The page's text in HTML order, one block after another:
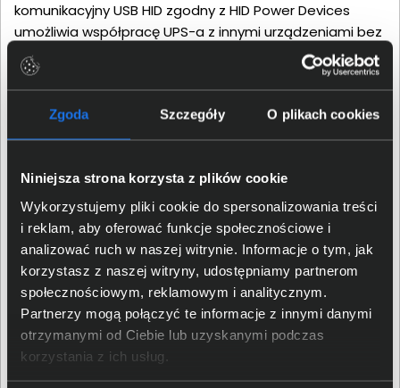
Zgoda Szczegóły O plikach cookies
Niniejsza strona korzysta z plików cookie
Wykorzystujemy pliki cookie do spersonalizowania treści
i reklam, aby oferować funkcje społecznościowe i
analizować ruch w naszej witrynie. Informacje o tym, jak
korzystasz z naszej witryny, udostępniamy partnerom
społecznościowym, reklamowym i analitycznym.
Partnerzy mogą połączyć te informacje z innymi danymi
otrzymanymi od Ciebie lub uzyskanymi podczas
korzystania z ich usług.
komunikacyjny USB HID zgodny z HID Power Devices
umożliwia współpracę UPS-a z innymi urządzeniami bez
konieczności instalowania oprogramowania. Funkcja
zimnego startu pozwala na uruchomienie urządzenia
bez podłączenia do sieci zasilającej, a sygnalizacja
akustyczno-optyczna informuje o statusie pracy UPS.